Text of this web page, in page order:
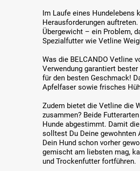
Im Laufe eines Hundelebens
Herausforderungen
Übergewicht – ein Problem,
Spezialfutter wie Vetline
Was die BELCANDO Vetline
Verwendung garantiert
für den besten Geschmack!
Apfelfaser sowie frisches
Zudem bietet die Vetline die
zusammen? Beide
Hunde abgestimmt. Damit
solltest Du Deine gewohnten
Dein Hund schon vorher
gemischt am liebsten mag,
und Trockenfutter fortführen.